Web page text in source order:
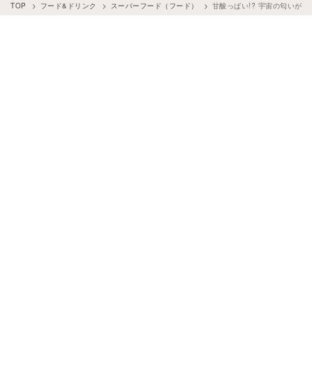
TOP フード&ドリンク スーパーフード（フード） 甘酸っぱい!? 宇宙の匂いが